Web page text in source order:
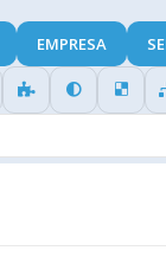
EMPRESA